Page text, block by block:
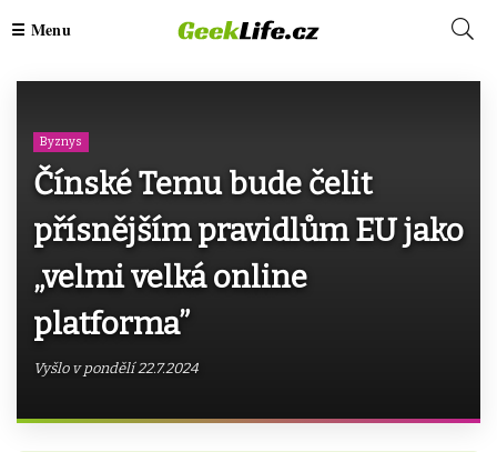
Byznys
Čínské Temu bude čelit
přísnějším pravidlům EU jako
„velmi velká online
platforma”
Vyšlo v pondělí 22.7.2024